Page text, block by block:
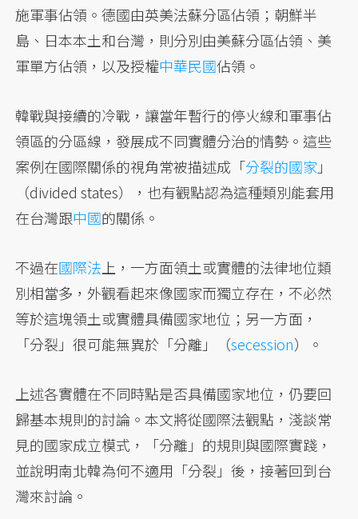
施軍事佔領。德國由英美法蘇分區佔領；朝鮮半
島、日本本土和台灣，則分別由美蘇分區佔領、美
軍單方佔領，以及授權中華民國佔領。
韓戰與接續的冷戰，讓當年暫行的停火線和軍事佔
領區的分區線，發展成不同實體分治的情勢。這些
案例在國際關係的視角常被描述成「分裂的國家 」
（divided states），也有觀點認為這種類別能套用
在台灣跟中國的關係。
不過在國際法 上，一方面領土或實體的法律地位類
別相當多，外觀看起來像國家而獨立存在，不必然
等於這塊領土或實體具備國家地位；另一方面，
「分裂」很可能無異於「分離」（secession）。
上述各實體在不同時點是否具備國家地位，仍要回
歸基本規則的討論。本文將從國際法觀點，淺談常
見的國家成立模式，「分離」的規則與國際實踐，
並說明南北韓為何不適用「分裂」後，接著回到台
灣來討論。